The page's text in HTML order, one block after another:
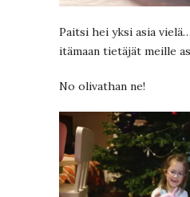
Paitsi hei yksi asia
itämaan tietäjät meille
No olivathan ne!